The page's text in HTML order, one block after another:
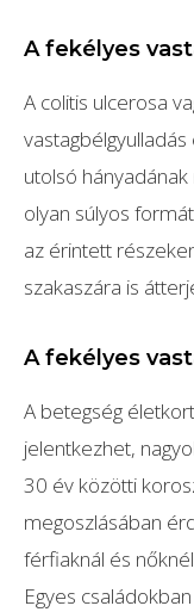
A fekélyes
A colitis ulcerosa
utolsó
olyan súlyos
az érintett
szakaszára is
A fekélyes
A betegség
jelentkezhet,
30 év közötti
megoszlásában
férfiaknál és
Egyes